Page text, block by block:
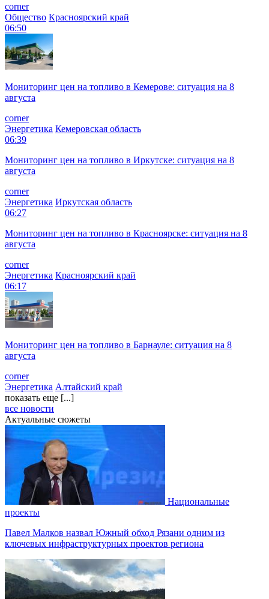
corner
Общество Красноярский край
06:50
Мониторинг цен на топливо в Кемерове: ситуация на 8
августа
corner
Энергетика Кемеровская область
06:39
Мониторинг цен на топливо в Иркутске: ситуация на 8
августа
corner
Энергетика Иркутская область
06:27
Мониторинг цен на топливо в Красноярске: ситуация на 8
августа
corner
Энергетика Красноярский край
06:17
Мониторинг цен на топливо в Барнауле: ситуация на 8
августа
corner
Энергетика Алтайский край
показать еще [...]
все новости
Актуальные сюжеты
Национальные
проекты
Павел Малков назвал Южный обход Рязани одним из
ключевых инфраструктурных проектов региона